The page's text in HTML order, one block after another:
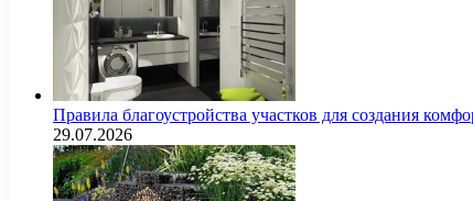
Правила благоустройства участков для создания
29.07.2026